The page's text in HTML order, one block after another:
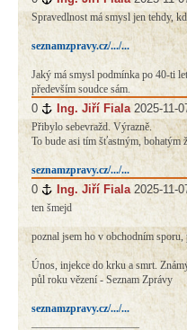
Spravedlnost má smysl jen tehdy,
seznamzpravy.cz/.../...
Jaký má smysl podmínka po 40-ti
především soudce sám.
0 # Ing. Jiří Fiala 2025-11-
Přibylo sebevražd. Výrazně.
To bude asi tím šťastným, bohatým
seznamzpravy.cz/.../...
0 # Ing. Jiří Fiala 2025-11-
ten šmejd
poznal jsem ho v obchodním
Únos, injekce do krku a smrt.
půl roku vězení - Seznam Zprávy
seznamzpravy.cz/.../...
____________________